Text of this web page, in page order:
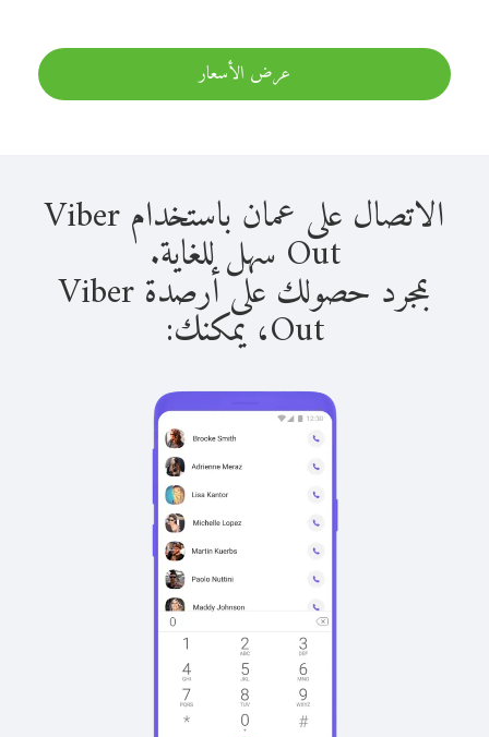
عرض الأسعار
الاتصال على عمان باستخدام Viber
Out سهل للغاية.
بمجرد حصولك على أرصدة Viber
Out، يمكنك: